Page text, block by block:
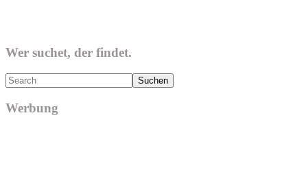
Wer suchet, der findet.
Search
Werbung